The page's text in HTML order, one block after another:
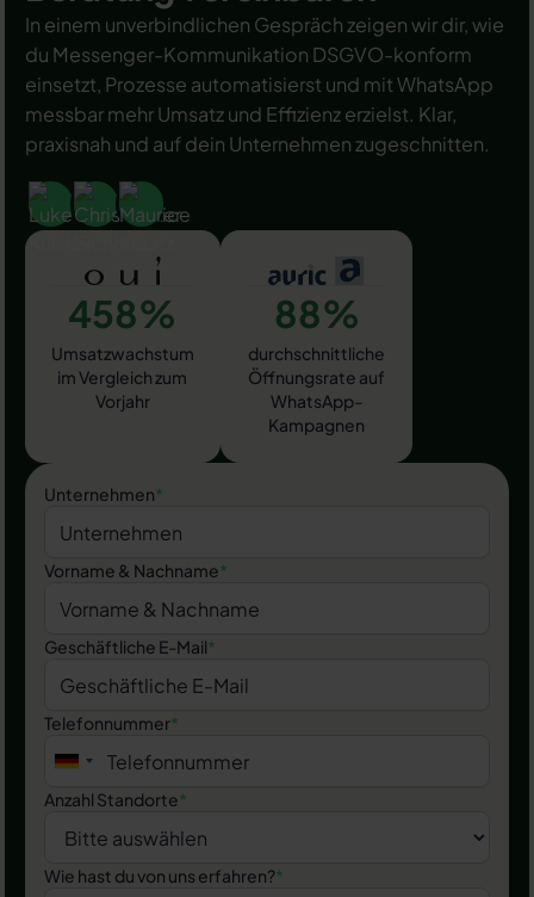
In einem unverbindlichen Gespräch zeigen wir dir, wie
du Messenger-Kommunikation DSGVO-konform
einsetzt, Prozesse automatisierst und mit WhatsApp
messbar mehr Umsatz und Effizienz erzielst. Klar,
praxisnah und auf dein Unternehmen zugeschnitten.
458%
Umsatzwachstum
im Vergleich zum
Vorjahr
88%
durchschnittliche
Öffnungsrate auf
WhatsApp-
Kampagnen
Unternehmen*
Vorname & Nachname*
Geschäftliche E-Mail*
Telefonnummer*
Anzahl Standorte*
Wie hast du von uns erfahren?*